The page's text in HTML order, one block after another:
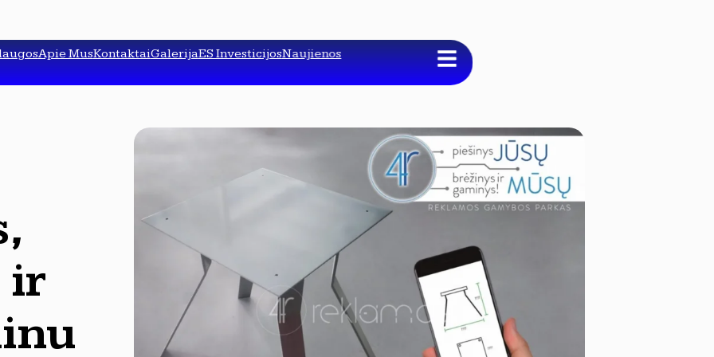
Apie MusKontaktaiGalerijaES InvesticijosNaujienos
ir